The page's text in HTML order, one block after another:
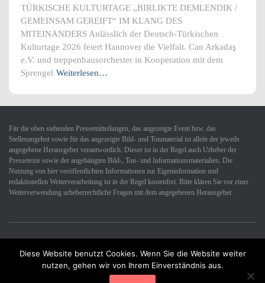
TÜRKISCHE KULTURTAGE „BIRLIKTE DEMLENDIK /
GEMEINSAM GEREIFT“ IM KLANG DES
MITEINANDERS Anlässlich der Deutsch-Türkischen
Kulturtage 2026 feiert Hannover die Vielfalt. Can Arkadaş
e.V. und treppenhausorchester in Kooperation mit dem
Sprengel Weiterlesen…
Für die oben stehenden Pressemitteilungen, das angezeigte Event bzw. das
Stellenangebot sowie für das angezeigte Bild- und Tonmaterial ist allein der jeweils
angegebene Herausgeber verantwortlich. Dieser ist in der Regel auch Urheber der
Pressetexte sowie der angehängten Bild-, Ton- und Informationsmaterialien. Die
Nutzung von hier veröffentlichten Informationen zur Eigeninformation und
redaktionellen Weiterverarbeitung ist in der Regel kostenfrei. Bitte klären Sie vor einer
Weiterverwendung urheberrechtliche Fragen mit dem angegebenen Herausgeber.
Datenschutzerklärung Impressum Kontakt
Diese Website benutzt Cookies. Wenn Sie die Website weiter
nutzen, gehen wir von Ihrem Einverständnis aus.